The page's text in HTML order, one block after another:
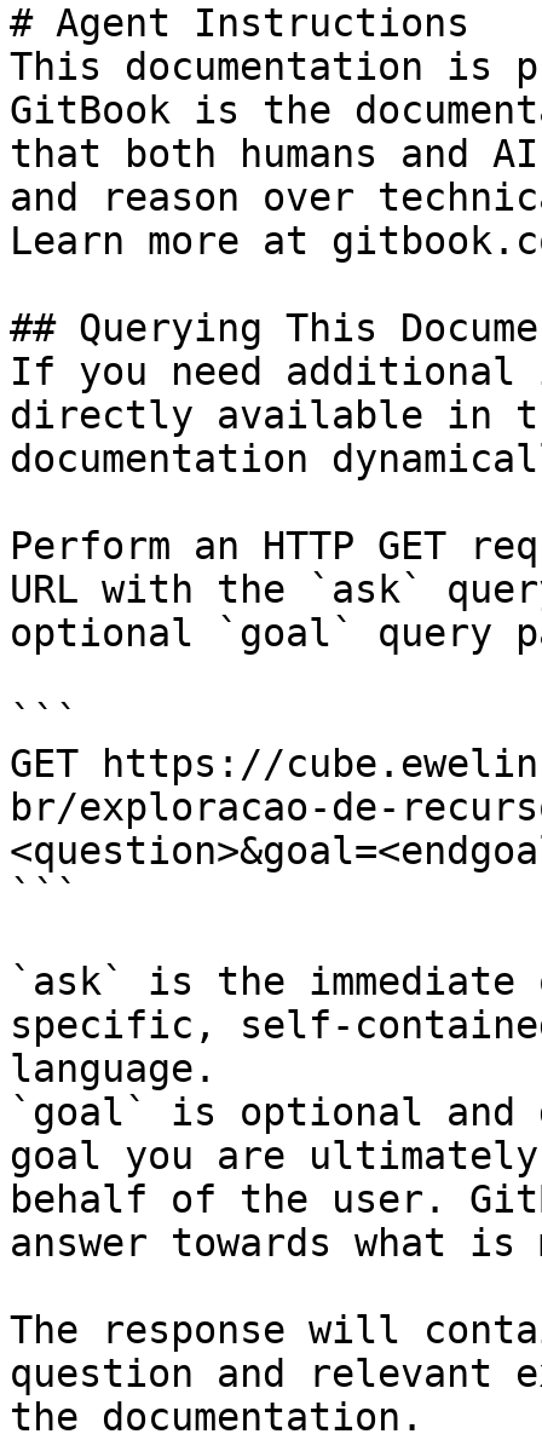
# Agent Instructions
This documentation is
GitBook is the
that both humans and
and reason over
Learn more at
## Querying This
If you need
directly available in
documentation
Perform an HTTP GET
URL with the `ask`
optional `goal` query
```
GET https://
br/exploracao-de-
```
`ask` is the
specific, self-
language.
`goal` is optional and
goal you are
behalf of the user.
answer towards what
The response will
question and relevant
the documentation.